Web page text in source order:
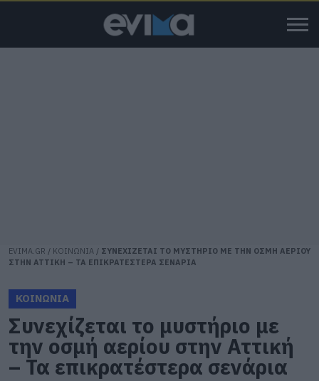
EVIMA.GR / ΚΟΙΝΩΝΙΑ / ΣΥΝΕΧΙΖΕΤΑΙ ΤΟ ΜΥΣΤΗΡΙΟ ΜΕ ΤΗΝ ΟΣΜΗ ΑΕΡΙΟΥ
ΣΤΗΝ ΑΤΤΙΚΗ – ΤΑ ΕΠΙΚΡΑΤΕΣΤΕΡΑ ΣΕΝΑΡΙΑ
ΚΟΙΝΩΝΙΑ
Συνεχίζεται το μυστήριο με
την οσμή αερίου στην Αττική
– Τα επικρατέστερα σενάρια